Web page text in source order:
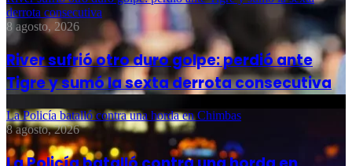
derrota consecutiva
8 agosto, 2026
River sufrió otro duro golpe: perdió ante
Tigre y sumó la sexta derrota consecutiva
La Policía batalló contra una horda en Chimbas
8 agosto, 2026